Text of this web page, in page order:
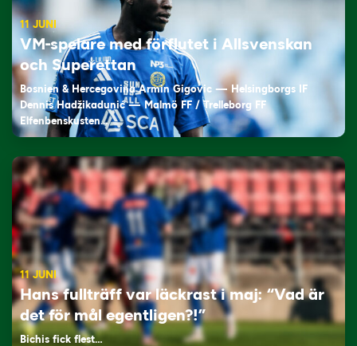
11 JUNI
VM-spelare med förflutet i Allsvenskan
och Superettan
Bosnien & Hercegovina Armin Gigovic — Helsingborgs IF
Dennis Hadžikadunić — Malmö FF / Trelleborg FF
Elfenbenskusten…
11 JUNI
Hans fullträff var läckrast i maj: “Vad är
det för mål egentligen?!”
Bichis fick flest…